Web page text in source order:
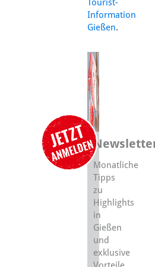
Information
Gießen.
Monatliche
Tipps
zu
Highlights
in
Gießen
und
exklusive